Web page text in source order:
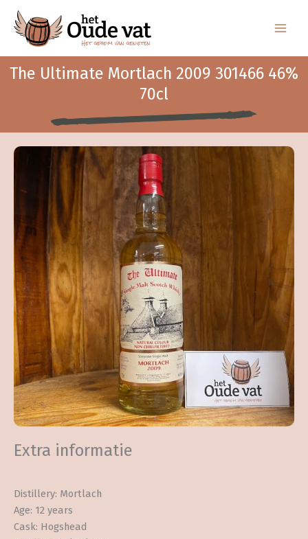
naar
inhoud
The Ultimate Mortlach 2009 301466 46%
70cl
Extra informatie
Distillery: Mortlach
Age: 12 years
Cask: Hogshead